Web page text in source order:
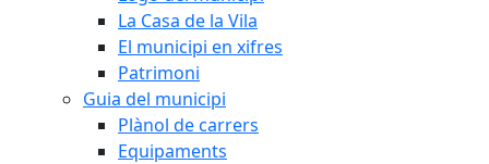
La Casa de la Vila
El municipi en xifres
Patrimoni
Guia del municipi
Plànol de carrers
Equipaments